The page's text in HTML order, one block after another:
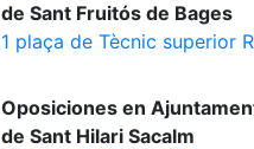
de Sant Fruitós de Bages
1 plaça de Tècnic superior
Oposiciones en
de Sant Hilari Sacalm